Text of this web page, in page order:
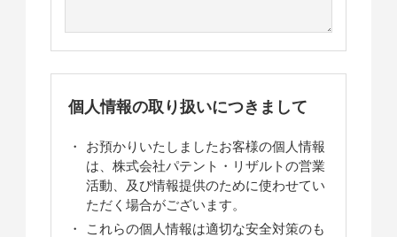
個人情報の取り扱いにつきまして
お預かりいたしましたお客様の個人情報
は、株式会社パテント・リザルトの営業
活動、及び情報提供のために使わせてい
ただく場合がございます。
これらの個人情報は適切な安全対策のも